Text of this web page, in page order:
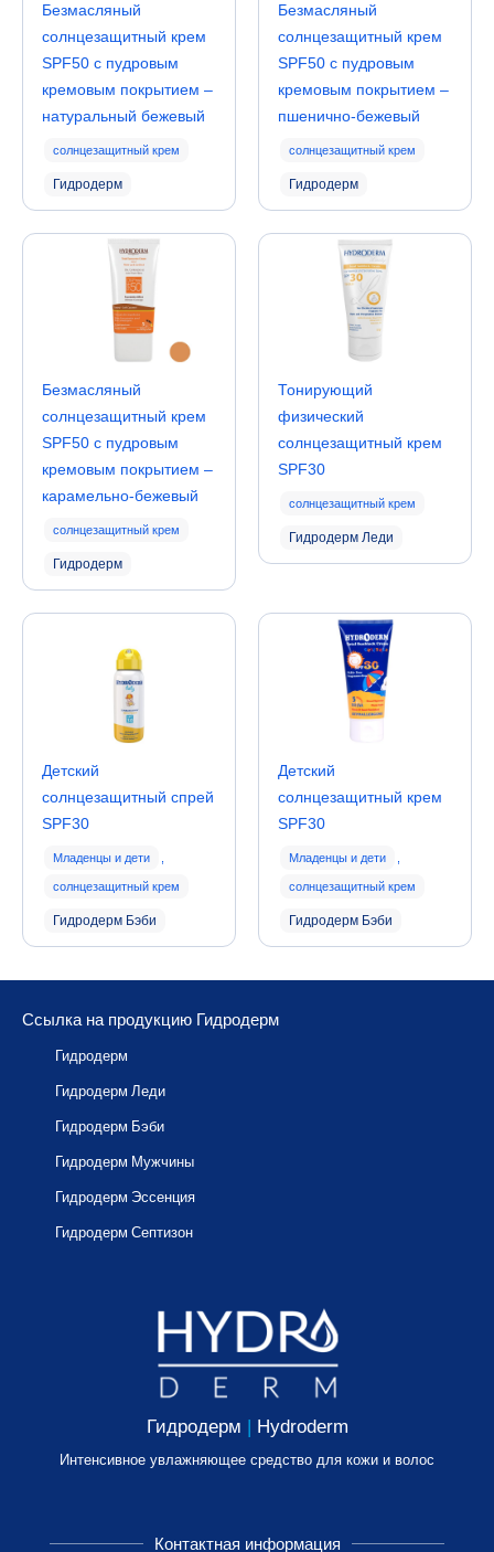
Безмасляный
солнцезащитный крем
SPF50 с пудровым
кремовым покрытием –
натуральный бежевый
солнцезащитный крем
Гидродерм
Безмасляный
солнцезащитный крем
SPF50 с пудровым
кремовым покрытием –
пшенично-бежевый
солнцезащитный крем
Гидродерм
Безмасляный
солнцезащитный крем
SPF50 с пудровым
кремовым покрытием –
карамельно-бежевый
солнцезащитный крем
Гидродерм
Тонирующий
физический
солнцезащитный крем
SPF30
солнцезащитный крем
Гидродерм Леди
Детский
солнцезащитный спрей
SPF30
Младенцы и дети
солнцезащитный крем
Гидродерм Бэби
Детский
солнцезащитный крем
SPF30
Младенцы и дети
солнцезащитный крем
Гидродерм Бэби
Гидродерм | Hydroderm
Интенсивное увлажняющее средство для кожи и волос
Ссылка на продукцию Гидродерм
Гидродерм
Гидродерм Леди
Гидродерм Бэби
Гидродерм Мужчины
Гидродерм Эссенция
Гидродерм Септизон
Контактная информация